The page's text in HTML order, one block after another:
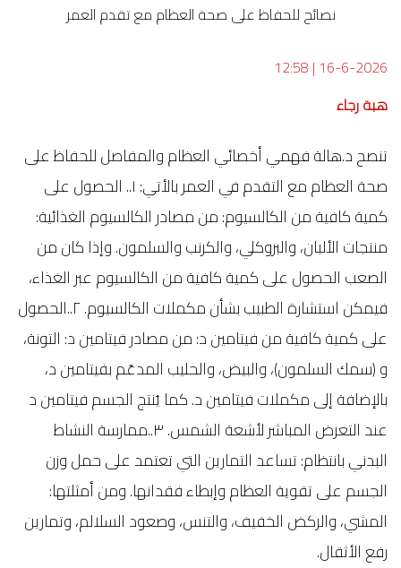
نصائح للحفاظ على صحة العظام مع تقدم العمر
16-6-2026
|
12:58
هبة رجاء
تنصح د.هالة فهمي أخصائي العظام والمفاصل للحفاظ على
صحة العظام مع التقدم في العمر بالأتي: ١.. الحصول على
كمية كافية من الكالسيوم: من مصادر الكالسيوم الغذائية:
منتجات الألبان، والبروكلي، والكرنب والسلمون. وإذا كان من
الصعب الحصول على كمية كافية من الكالسيوم عبر الغذاء،
فيمكن استشارة الطبيب بشأن مكملات الكالسيوم. ٢..الحصول
على كمية كافية من فيتامين د: من مصادر فيتامين د: التونة،
و (سمك السلمون)، والبيض، والحليب المدعّم بفيتامين د،
بالإضافة إلى مكملات فيتامين د. كما يُنتج الجسم فيتامين د
عند التعرض المباشر لأشعة الشمس. ٣..ممارسة النشاط
البدني بانتظام: تساعد التمارين التي تعتمد على حمل وزن
الجسم على تقوية العظام وإبطاء فقدانها. ومن أمثلتها:
المشي، والركض الخفيف، والتنس، وصعود السلالم، وتمارين
رفع الأثقال.